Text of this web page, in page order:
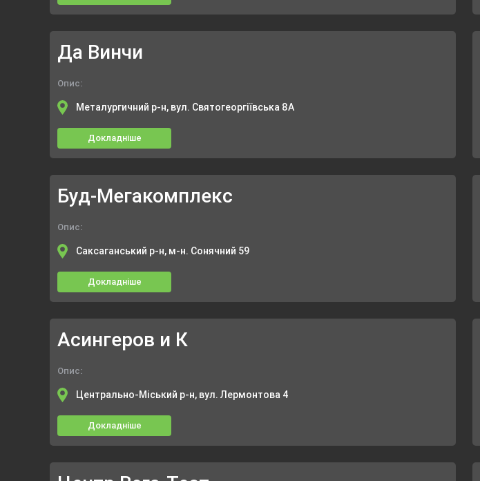
Да Винчи
Опис:
Металургичний р-н, вул. Святогеоргіївська 8А
Докладніше
Буд-Мегакомплекс
Опис:
Саксаганський р-н, м-н. Сонячний 59
Докладніше
Асингеров и К
Опис:
Центрально-Міський р-н, вул. Лермонтова 4
Докладніше